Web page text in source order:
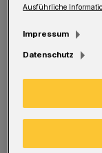
Sie zieht
Hochstraße
um 17 Uhr zu
Programm
Ausführliche
Impressum
Datenschutz